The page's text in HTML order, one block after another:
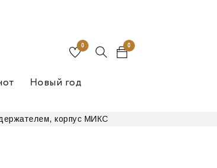
0
0
Новый год
корпус МИКС